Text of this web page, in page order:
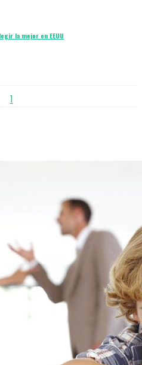
la mejor en EEUU
1